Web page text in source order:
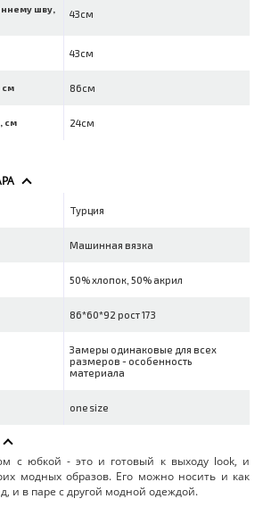
шву,
43см
43см
см 86см
см 24см
Турция
Машинная вязка
50% хлопок, 50% акрил
86*60*92 рост 173
Замеры одинаковые для всех
размеров - особенность
материала
one size
с юбкой - это и готовый к выходу look, и
модных образов. Его можно носить и как
и в паре с другой модной одеждой.